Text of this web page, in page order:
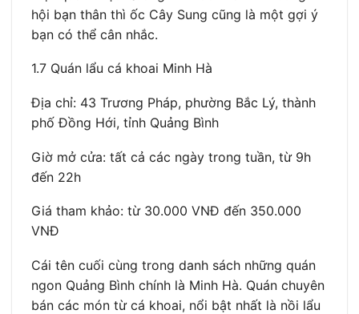
hội bạn thân thì ốc Cây Sung cũng là một gợi ý
bạn có thể cân nhắc.
1.7 Quán lẩu cá khoai Minh Hà
Địa chỉ: 43 Trương Pháp, phường Bắc Lý, thành
phố Đồng Hới, tỉnh Quảng Bình
Giờ mở cửa: tất cả các ngày trong tuần, từ 9h
đến 22h
Giá tham khảo: từ 30.000 VNĐ đến 350.000
VNĐ
Cái tên cuối cùng trong danh sách những quán
ngon Quảng Bình chính là Minh Hà. Quán chuyên
bán các món từ cá khoai, nổi bật nhất là nồi lẩu